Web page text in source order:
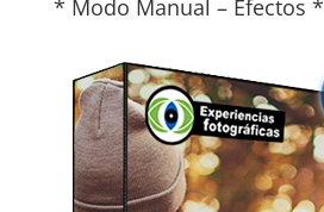
* Modo Manual – Efectos *